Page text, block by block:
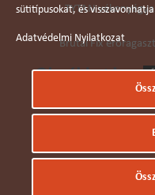
TYTAN
Brutál Fix
sütitípusokat, és
Adatvédelmi Nyilatkozat